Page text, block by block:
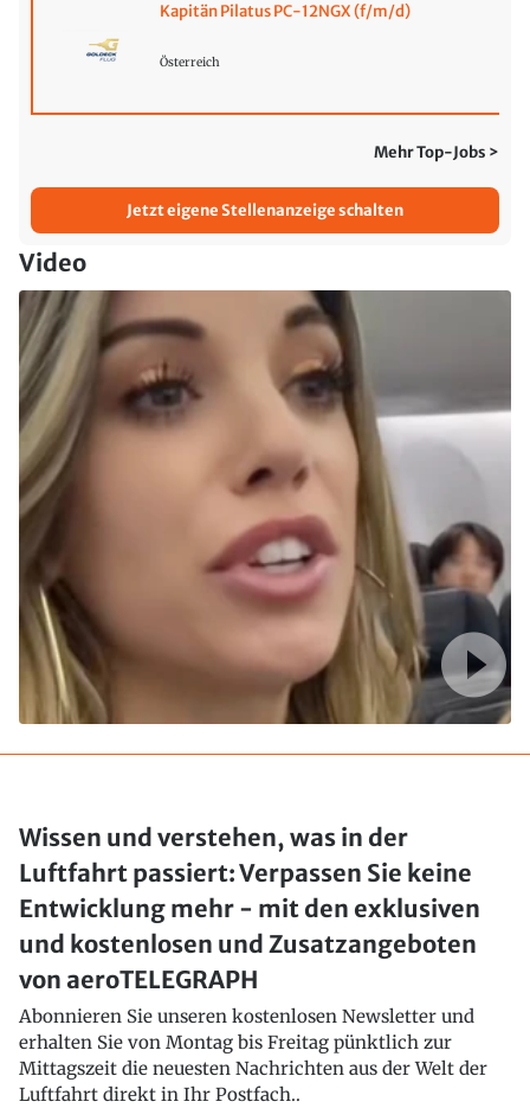
Kapitän Pilatus PC-12NGX (f/m/d)
Österreich
Mehr Top-Jobs >
Jetzt eigene Stellenanzeige schalten
Video
Wissen und verstehen, was in der
Luftfahrt passiert: Verpassen Sie keine
Entwicklung mehr - mit den exklusiven
und kostenlosen und Zusatzangeboten
von aeroTELEGRAPH
Abonnieren Sie unseren kostenlosen Newsletter und
erhalten Sie von Montag bis Freitag pünktlich zur
Mittagszeit die neuesten Nachrichten aus der Welt der
Luftfahrt direkt in Ihr Postfach..